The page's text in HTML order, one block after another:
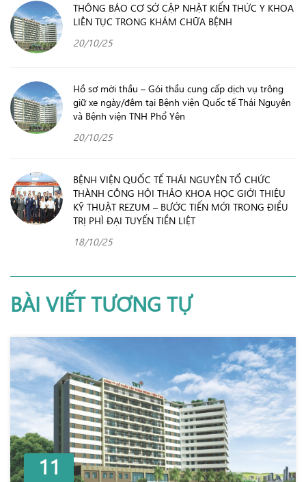
THÔNG BÁO CƠ SỞ CẬP NHẬT KIẾN THỨC Y KHOA
LIÊN TỤC TRONG KHÁM CHỮA BỆNH
20/10/25
Hồ sơ mời thầu – Gói thầu cung cấp dịch vụ trông
giữ xe ngày/đêm tại Bệnh viện Quốc tế Thái Nguyên
và Bệnh viện TNH Phổ Yên
20/10/25
BỆNH VIỆN QUỐC TẾ THÁI NGUYÊN TỔ CHỨC
THÀNH CÔNG HỘI THẢO KHOA HỌC GIỚI THIỆU
KỸ THUẬT REZUM – BƯỚC TIẾN MỚI TRONG ĐIỀU
TRỊ PHÌ ĐẠI TUYẾN TIỀN LIỆT
18/10/25
BÀI VIẾT TƯƠNG TỰ
11